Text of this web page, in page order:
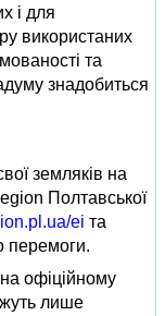
і для
використаних
та
знадобиться
земляків на
Полтавської
ei та
перемоги.
офіційному
лише